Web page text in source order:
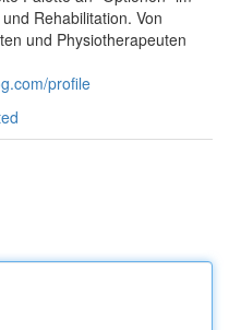
Rehabilitation. Von
und Physiotherapeuten
profile